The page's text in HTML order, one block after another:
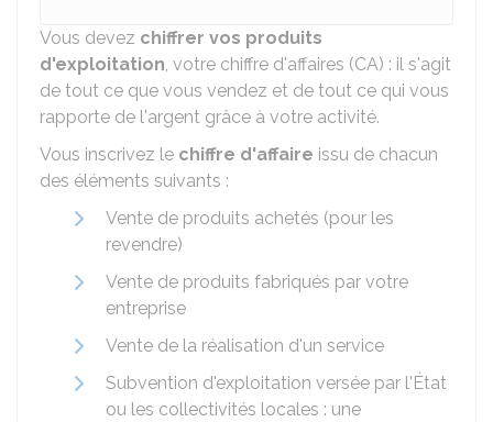
Vous devez chiffrer vos produits
d'exploitation, votre chiffre d'affaires (CA) : il s'agit
de tout ce que vous vendez et de tout ce qui vous
rapporte de l'argent grâce à votre activité.
Vous inscrivez le chiffre d'affaire issu de chacun
des éléments suivants :
Vente de produits achetés (pour les
revendre)
Vente de produits fabriqués par votre
entreprise
Vente de la réalisation d'un service
Subvention d'exploitation versée par l'État
ou les collectivités locales : une